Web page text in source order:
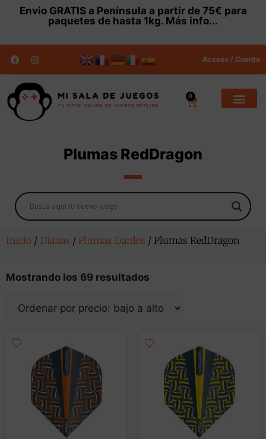
Envio GRATISa Península a partir de 75€ para
paquetes de hasta 1kg. Más info...
Acceso / Cuenta
0
Plumas RedDragon
Inicio / Dianas / Plumas Dardos / Plumas RedDragon
Mostrando los 69 resultados